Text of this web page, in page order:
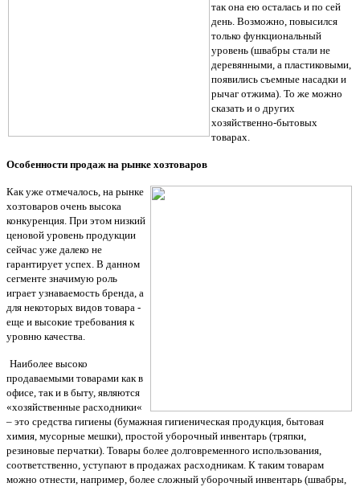
так она ею осталась и по сей
день. Возможно, повысился
только функциональный
уровень (швабры стали не
деревянными, а пластиковыми,
появились съемные насадки и
рычаг отжима). То же можно
сказать и о других
хозяйственно-бытовых
товарах.
Особенности продаж на рынке хозтоваров
Как уже отмечалось, на рынке
хозтоваров очень высока
конкуренция. При этом низкий
ценовой уровень продукции
сейчас уже далеко не
гарантирует успех. В данном
сегменте значимую роль
играет узнаваемость бренда, а
для некоторых видов товара -
еще и высокие требования к
уровню качества.
Наиболее высоко
продаваемыми товарами как в
офисе, так и в быту, являются
«хозяйственные расходники«
– это средства гигиены (бумажная гигиеническая продукция, бытовая
химия, мусорные мешки), простой уборочный инвентарь (тряпки,
резиновые перчатки). Товары более долговременного использования,
соответственно, уступают в продажах расходникам. К таким товарам
можно отнести, например, более сложный уборочный инвентарь (швабры,